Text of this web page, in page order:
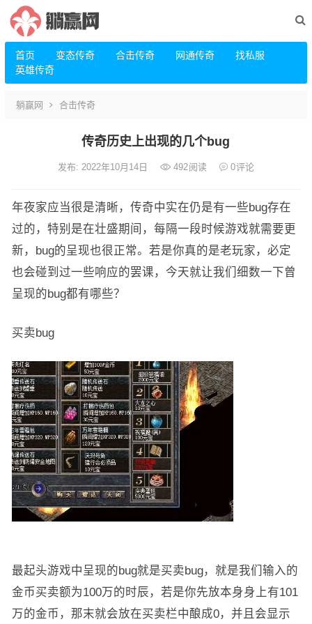
首页 变态传奇 合击传奇 网通传奇
找私服
英雄传奇
躺赢网 合击传奇
传奇历史上出现的几个bug
发布: 2022年10月14日 492阅读 0评论
年夜家应当很是清晰，传奇中实在仍是有一些bug存在
过的，特别是在壮盛期间，每隔一段时候游戏就需要更
新，bug的呈现也很正常。若是你真的是老玩家，必定
也会碰到过一些响应的罢课，今天就让我们细数一下曾
呈现的bug都有哪些？
买卖bug
最起头游戏中呈现的bug就是买卖bug，就是我们输入的
金币买卖额为100万的时辰，若是你先放本身身上有101
万的金币，那末就会放在买卖栏中酿成0，并且会显示